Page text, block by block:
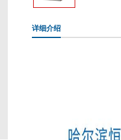
详细介绍